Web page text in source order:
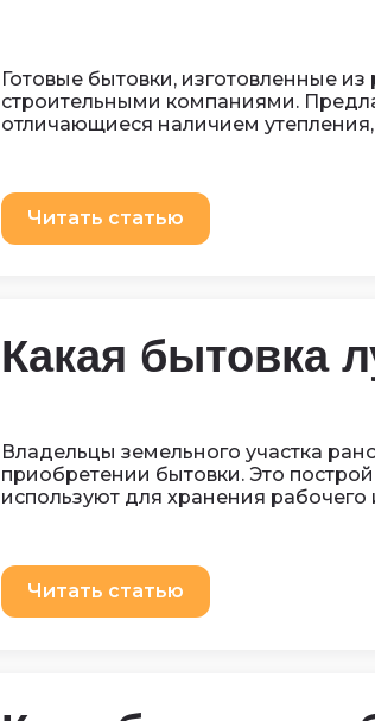
Готовые бытовки, изготовленные
строительными компаниями.
отличающиеся наличием утепления,
Читать статью
Какая бытовка
Владельцы земельного участка
приобретении бытовки. Это
используют для хранения
Читать статью